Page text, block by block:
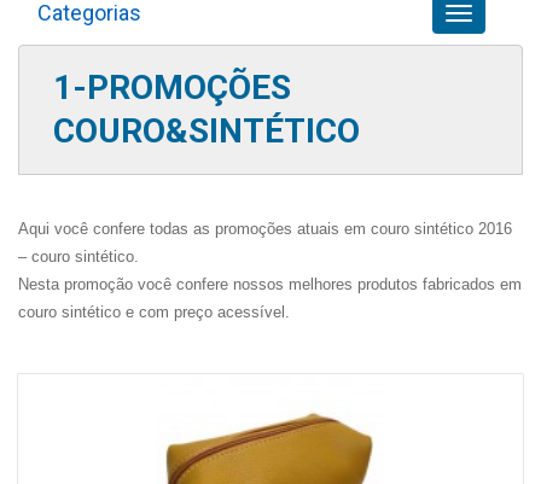
Toggle
navigation
Categorias
1-PROMOÇÕES
COURO&SINTÉTICO
Aqui você confere todas as promoções atuais em couro sintético 2016
– couro sintético.
Nesta promoção você confere nossos melhores produtos fabricados em
couro sintético e com preço acessível.